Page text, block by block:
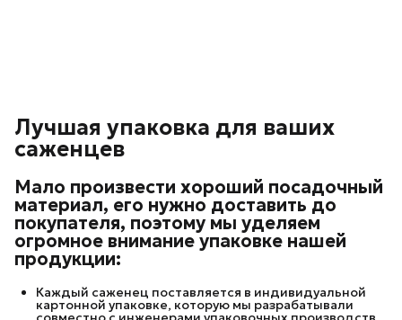
Лучшая упаковка для ваших
саженцев
Мало произвести хороший посадочный
материал, его нужно доставить до
покупателя, поэтому мы уделяем
огромное внимание упаковке нашей
продукции:
Каждый саженец поставляется в индивидуальной
картонной упаковке, которую мы разрабатывали